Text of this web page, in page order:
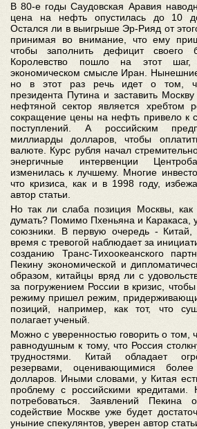
В 80-е годы Саудовская Аравия
цена на нефть опустилась до 10
Остался ли в выигрыше Эр-Рияд от
принимая во внимание, что ему
чтобы заполнить дефицит своего
Королевство пошло на этот
экономическом смысле Иран.
но в этот раз речь идет о том,
президента Путина и заставить
нефтяной сектор является хребтом
сокращение цены на нефть привело к
поступлений. А российским
миллиарды долларов, чтобы
валюте. Курс рубля начал
энергичные интервенции
изменилась к лучшему. Многие
что кризиса, как и в 1998 году,
автор статьи.
Но так ли слаба позиция Москвы, как
думать? Помимо Пхеньяна и Каракаса,
союзники. В первую очередь - Китай,
время с тревогой наблюдает за
созданию Транс-Тихоокеанского
Пекину экономической и
образом, китайцы вряд ли с
за погружением России в кризис,
режиму пришел режим,
позиций, например, как тот, что
полагает ученый.
Можно с уверенностью говорить о том,
равнодушным к тому, что Россия
трудностями. Китай обладает
резервами, оценивающимися
долларов. Иными словами, у Китая
проблему с российскими
потребоваться. Заявлений Пекина
содействие Москве уже будет
уныние спекулянтов, уверен автор